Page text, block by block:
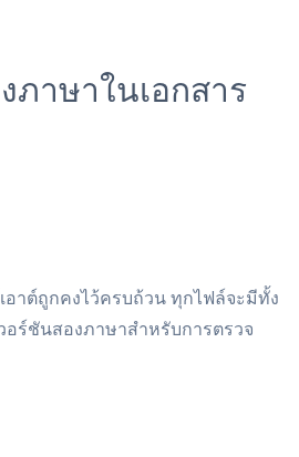
ภาษาในเอกสาร
อาต์ถูกคงไว้ครบถ้วน ทุกไฟล์จะมีทั้ง
อร์ชันสองภาษาสำหรับการตรวจ